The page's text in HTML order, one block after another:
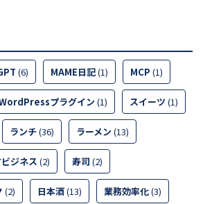
(6) MAME日記(1) MCP (1)
プラグイン (1) スイーツ (1)
ランチ(36) ラーメン (13)
ジネス (2) 寿司 (2)
(2) 日本酒(13) 業務効率化(3)